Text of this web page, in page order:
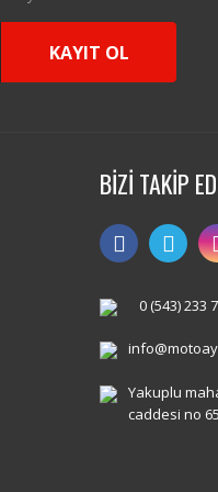
KAYIT OL
BİZİ TAKİP
0 (543) 233
Yakuplu
caddesi no